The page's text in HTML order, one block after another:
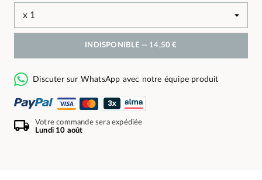
INDISPONIBLE — 14,50 €
Discuter sur WhatsApp avec notre équipe produit
Votre commande sera expédiée
Lundi 10 août